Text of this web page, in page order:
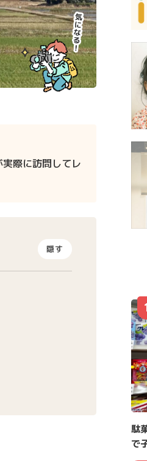
際に訪問してレ
隠す
駄
で